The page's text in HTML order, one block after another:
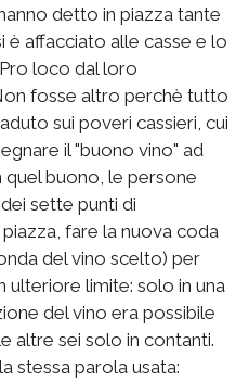
detto in piazza tante
è affacciato alle casse e lo
loco dal loro
fosse altro perchè tutto
sui poveri cassieri, cui
il "buono vino" ad
buono, le persone
sette punti di
fare la nuova coda
del vino scelto) per
ulteriore limite: solo in una
del vino era possibile
altre sei solo in contanti.
stessa parola usata: